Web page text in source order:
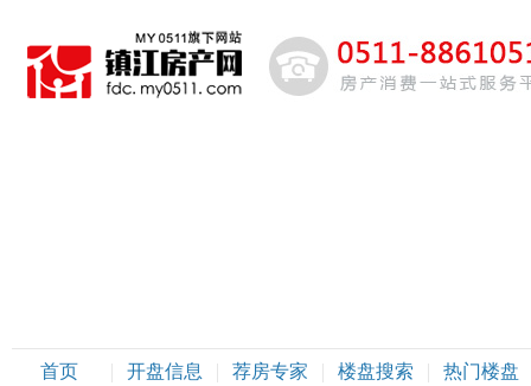
首页 开盘信息 荐房专家 楼盘搜索 热门楼盘